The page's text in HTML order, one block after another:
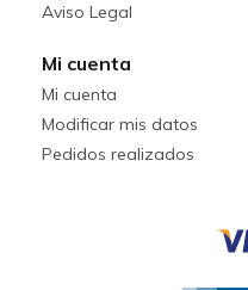
Aviso Legal
Mi cuenta
Mi cuenta
Modificar mis datos
Pedidos realizados